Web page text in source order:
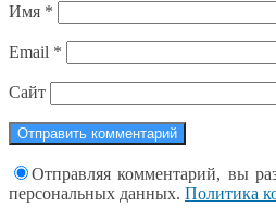
Имя *
Email *
Сайт
Отправляя комментарий, вы
персональных данных. Политика